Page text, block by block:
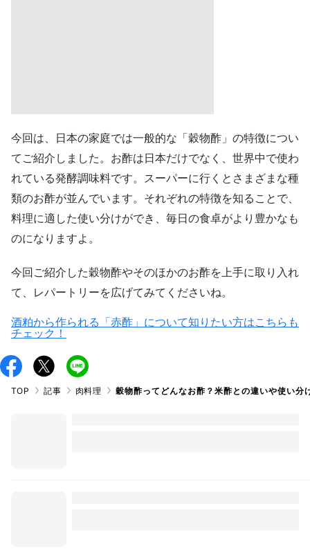
今回は、日本の家庭では一般的な「穀物酢」の特徴につい
てご紹介しました。お酢は日本だけでなく、世界中で使わ
れている発酵調味料です。スーパーに行くとさまざまな種
類のお酢が並んでいます。それぞれの特徴を知ることで、
料理に適した使い分けができ、毎日の食卓がより豊かなも
のになりますよ。
今回ご紹介した穀物酢やそのほかのお酢を上手に取り入れ
て、レパートリーを広げてみてくださいね。
酒粕から作られる「赤酢」について知りたい方はこちらも
チェック！
TOP 記事 肉料理 穀物酢ってどんなお酢？米酢との違いや使い分